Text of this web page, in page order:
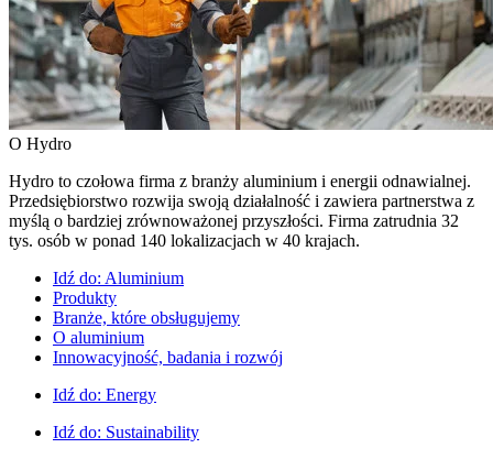
O Hydro
Hydro to czołowa firma z branży aluminium i energii odnawialnej.
Przedsiębiorstwo rozwija swoją działalność i zawiera partnerstwa z
myślą o bardziej zrównoważonej przyszłości. Firma zatrudnia 32
tys. osób w ponad 140 lokalizacjach w 40 krajach.
Idź do: Aluminium
Produkty
Branże, które obsługujemy
O aluminium
Innowacyjność, badania i rozwój
Idź do: Energy
Idź do: Sustainability